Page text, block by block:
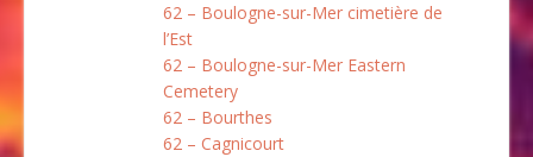
62 – Boulogne-sur-Mer cimetière de
l’Est
62 – Boulogne-sur-Mer Eastern
Cemetery
62 – Bourthes
62 – Cagnicourt